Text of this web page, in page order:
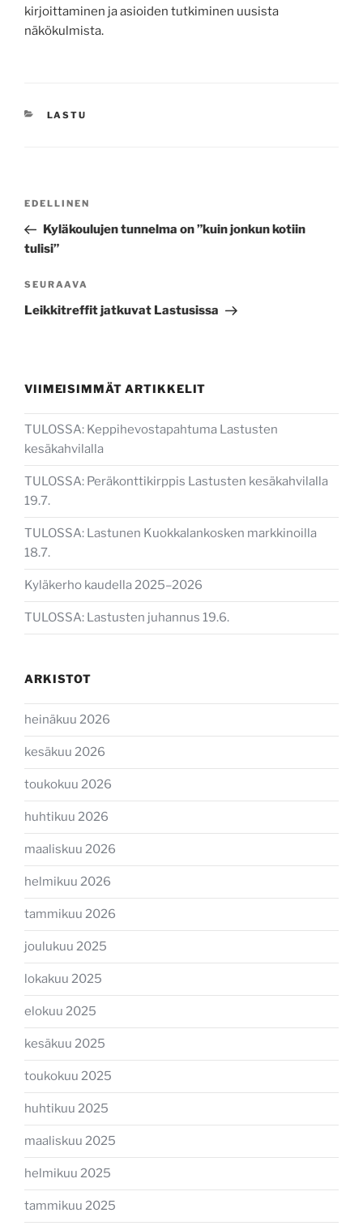
kirjoittaminen ja asioiden tutkiminen uusista
näkökulmista.
KATEGORIAT
LASTU
Edellinen
artikkeli
EDELLINEN
Kyläkoulujen tunnelma on ”kuin jonkun kotiin
tulisi”
Seuraava
artikkeli
SEURAAVA
Leikkitreffit jatkuvat Lastusissa
VIIMEISIMMÄT ARTIKKELIT
TULOSSA: Keppihevostapahtuma Lastusten
kesäkahvilalla
TULOSSA: Peräkonttikirppis Lastusten kesäkahvilalla
19.7.
TULOSSA: Lastunen Kuokkalankosken markkinoilla
18.7.
Kyläkerho kaudella 2025–2026
TULOSSA: Lastusten juhannus 19.6.
ARKISTOT
heinäkuu 2026
kesäkuu 2026
toukokuu 2026
huhtikuu 2026
maaliskuu 2026
helmikuu 2026
tammikuu 2026
joulukuu 2025
lokakuu 2025
elokuu 2025
kesäkuu 2025
toukokuu 2025
huhtikuu 2025
maaliskuu 2025
helmikuu 2025
tammikuu 2025